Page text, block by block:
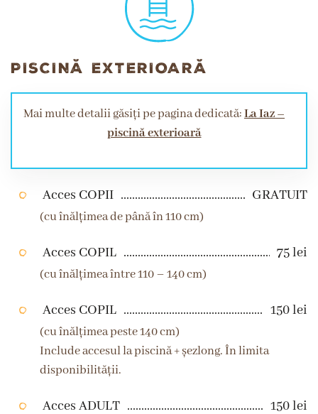
PISCINĂ EXTERIOARĂ
Mai multe detalii găsiți pe pagina dedicată:La Iaz –
piscină exterioară
Acces COPII GRATUIT
(cu înălțimea de până în 110 cm)
Acces COPIL 75 lei
(cu înălțimea între 110 – 140 cm)
Acces COPIL 150 lei
(cu înălțimea peste 140 cm)
Include accesul la piscină + șezlong. În limita
disponibilității.
Acces ADULT 150 lei